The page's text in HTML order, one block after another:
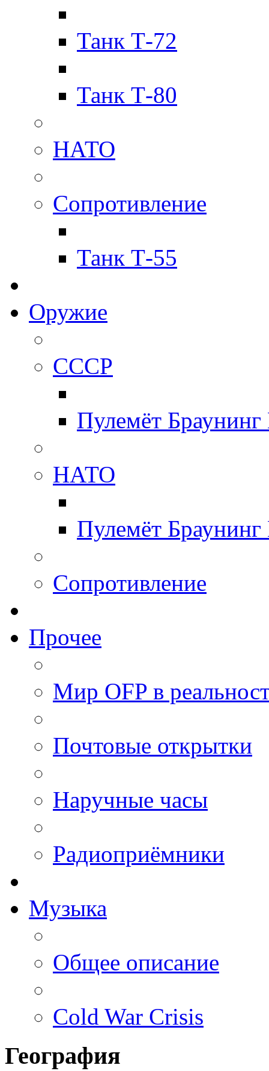
Танк Т-72
Танк Т-80
НАТО
Сопротивление
Танк Т-55
Оружие
СССР
Пулемёт
НАТО
Пулемёт
Сопротивление
Прочее
Мир OFP в
Почтовые открытки
Наручные часы
Радиоприёмники
Музыка
Общее описание
Cold War Crisis
География